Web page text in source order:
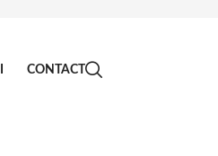
CONTACT